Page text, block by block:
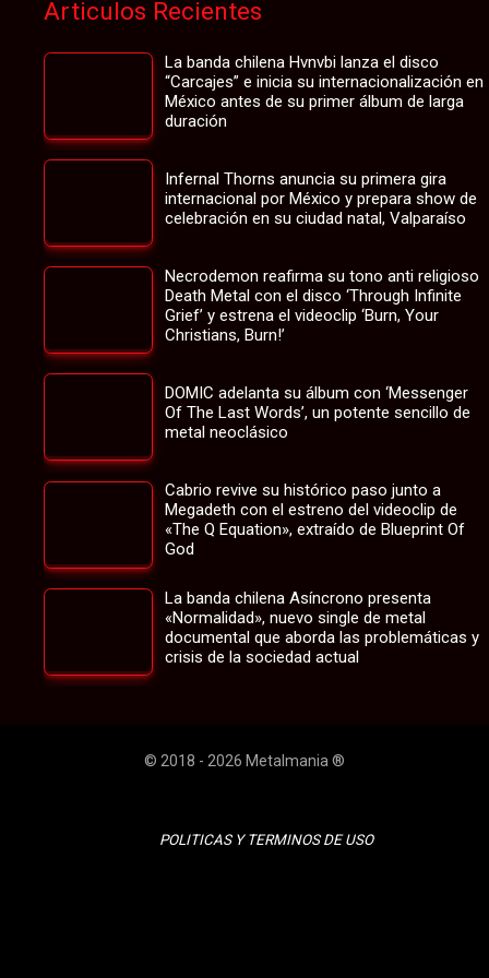
Articulos Recientes
La banda chilena Hvnvbi lanza el disco
“Carcajes” e inicia su internacionalización en
México antes de su primer álbum de larga
duración
Infernal Thorns anuncia su primera gira
internacional por México y prepara show de
celebración en su ciudad natal, Valparaíso
Necrodemon reafirma su tono anti religioso
Death Metal con el disco ‘Through Infinite
Grief’ y estrena el videoclip ‘Burn, Your
Christians, Burn!’
DOMIC adelanta su álbum con ‘Messenger
Of The Last Words’, un potente sencillo de
metal neoclásico
Cabrio revive su histórico paso junto a
Megadeth con el estreno del videoclip de
«The Q Equation», extraído de Blueprint Of
God
La banda chilena Asíncrono presenta
«Normalidad», nuevo single de metal
documental que aborda las problemáticas y
crisis de la sociedad actual
© 2018 - 2026 Metalmania ®
POLITICAS Y TERMINOS DE USO